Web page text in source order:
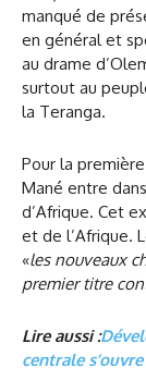
manqué de
en général et
au drame
surtout au
la Teranga.
Pour la
Mané entre
d’Afrique. Cet
et de l’Afrique.
«les nouveaux
premier titre
Lire aussi :
centrale